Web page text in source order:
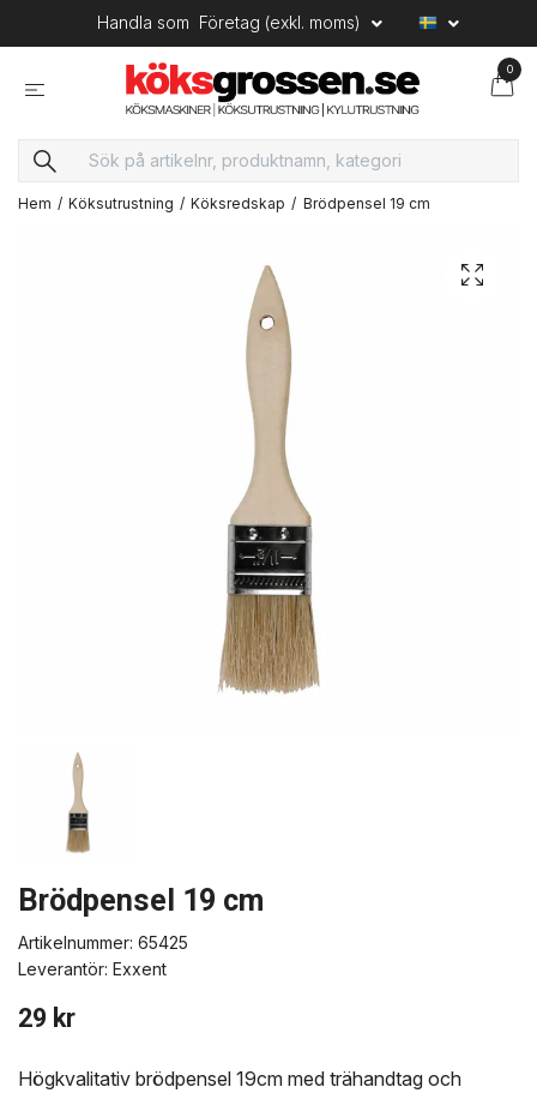
Handla som Företag (exkl. moms)
0
Hem Köksutrustning Köksredskap Brödpensel 19 cm
Brödpensel 19 cm
Artikelnummer: 65425
Leverantör: Exxent
29 kr
Högkvalitativ brödpensel 19cm med trähandtag och